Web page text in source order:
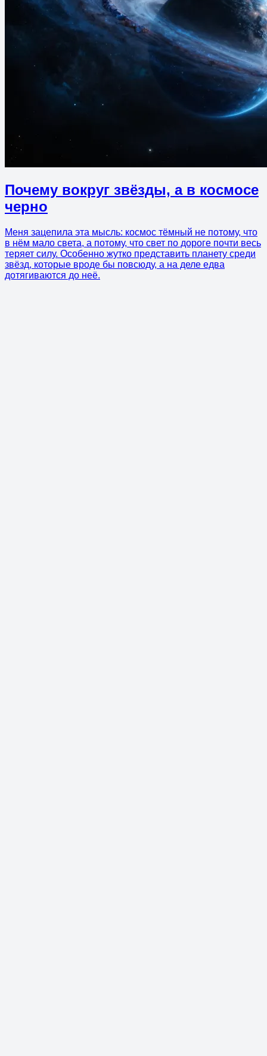
Почему вокруг звёзды, а в космосе
черно
Меня зацепила эта мысль: космос тёмный не потому, что
в нём мало света, а потому, что свет по дороге почти весь
теряет силу. Особенно жутко представить планету среди
звёзд, которые вроде бы повсюду, а на деле едва
дотягиваются до неё.